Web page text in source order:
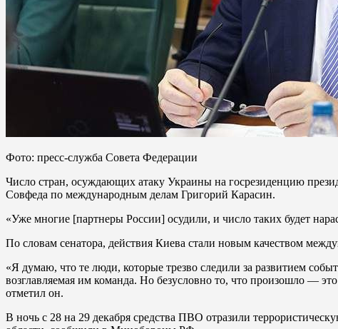
Фото: пресс-служба Совета Федерации
Число стран, осуждающих атаку Украины на госрезиденцию
Совфеда по международным делам Григорий Карасин.
«Уже многие [партнеры России] осудили, и число таких будет
По словам сенатора, действия Киева стали новым качеством
«Я думаю, что те люди, которые трезво следили за развитием
возглавляемая им команда. Но безусловно то, что произошло —
отметил он.
В ночь с 28 на 29 декабря средства ПВО отразили